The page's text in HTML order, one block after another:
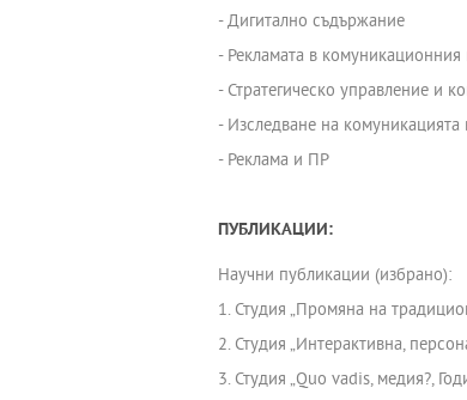
- Дигитално съдържание
- Рекламата в комуникационния
- Стратегическо управление и
- Изследване на
- Реклама и ПР
ПУБЛИКАЦИИ:
Научни публикации (избрано):
1. Студия „Промяна на
2. Студия „Интерактивна,
3. Студия „Quo vadis, медия?,